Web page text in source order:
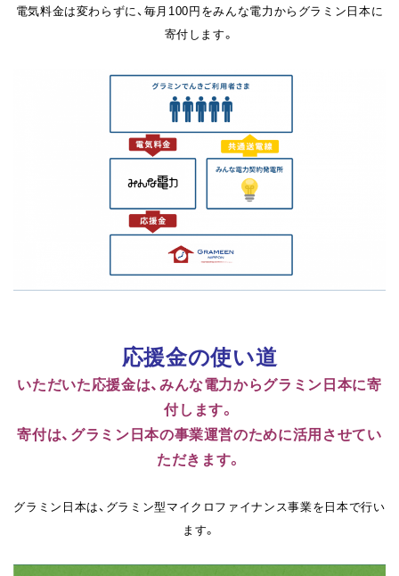
電気料金は変わらずに、毎月100円をみんな電力からグラミン日本に
寄付します。
応援金の使い道
いただいた応援金は、みんな電力からグラミン日本に寄
付します。
寄付は、グラミン日本の事業運営のために活用させてい
ただきます。
グラミン日本は、グラミン型マイクロファイナンス事業を日本で行い
ます。